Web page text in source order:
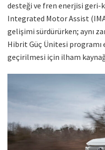
desteği ve fren enerjisi geri-
Integrated Motor Assist
gelişimi sürdürürken; aynı
Hibrit Güç Ünitesi
geçirilmesi için ilham